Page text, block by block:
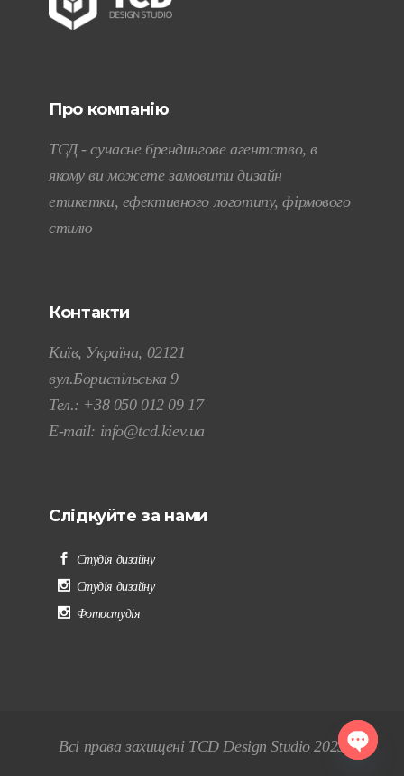
Про компанію
ТСД - сучасне брендингове агентство, в
якому ви можете замовити дизайн
етикетки, ефективного логотипу, фірмового
стилю
Контакти
Київ, Україна, 02121
вул.Бориспільська 9
Тел.: +38 050 012 09 17
E-mail: info@tcd.kiev.ua
Слідкуйте за нами
Студія дизайну
Студія дизайну
Фотостудія
Всі права захищені TCD Design Studio 2025